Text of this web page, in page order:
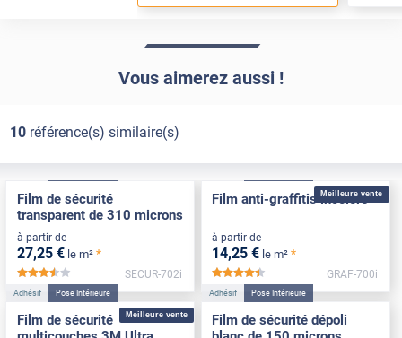
Vous aimerez aussi !
10référence(s) similaire(s)
Film de sécurité
transparent de 310 microns
à partir de
27,25 € le m² *
*****
SECUR-702i
Meilleure vente
Film anti-graffitis incolore
à partir de
14,25 € le m² *
*****
GRAF-700i
Meilleure vente
Adhésif Pose Intérieure
Film de sécurité
Adhésif Pose Intérieure
Film de sécurité dépoli